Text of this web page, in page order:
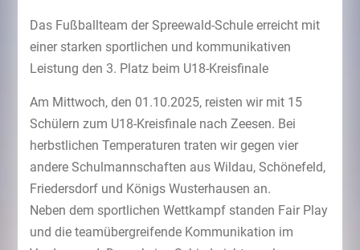
Das Fußballteam der Spreewald-Schule erreicht mit
einer starken sportlichen und kommunikativen
Leistung den 3. Platz beim U18-Kreisfinale
Am Mittwoch, den 01.10.2025, reisten wir mit 15
Schülern zum U18-Kreisfinale nach Zeesen. Bei
herbstlichen Temperaturen traten wir gegen vier
andere Schulmannschaften aus Wildau, Schönefeld,
Friedersdorf und Königs Wusterhausen an.
Neben dem sportlichen Wettkampf standen Fair Play
und die teamübergreifende Kommunikation im